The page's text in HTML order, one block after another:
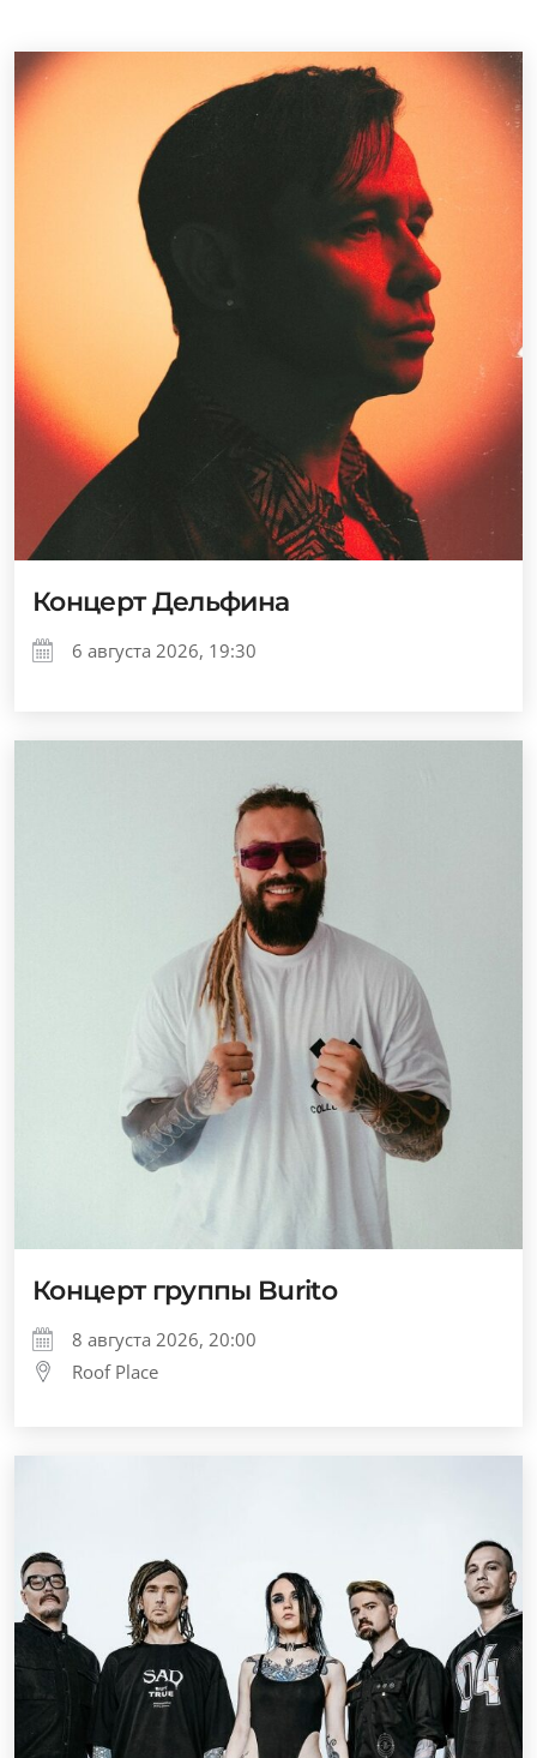
Концерт Дельфина
6 августа 2026, 19:30
Концерт группы Burito
8 августа 2026, 20:00
Roof Place